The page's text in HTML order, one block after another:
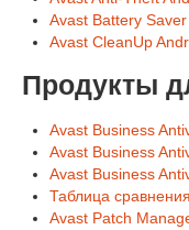
Avast Battery
Avast CleanUp
Продукты
Avast Business
Avast Business
Avast Business
Таблица
Avast Patch